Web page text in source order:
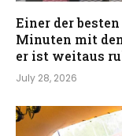
Einer der
Minuten mit
er ist weitaus
July 28, 2026